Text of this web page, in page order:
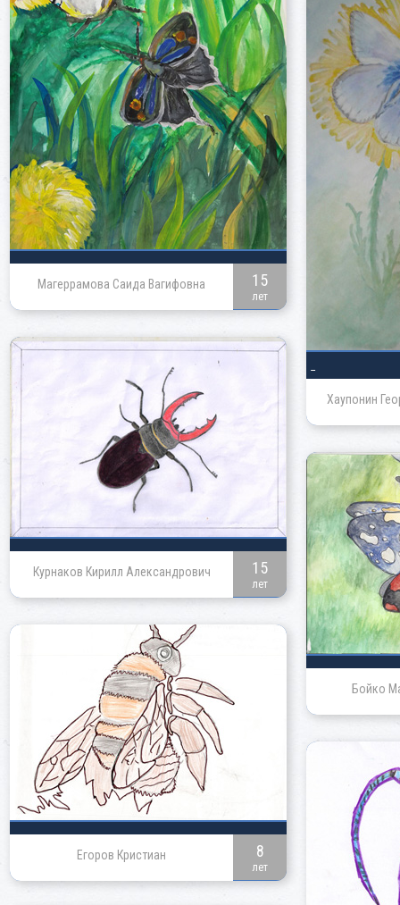
Магеррамова Саида Вагифовна 15
лет
Хаупонин
Курнаков Кирилл Александрович 15
лет
Бойко
Егоров Кристиан 8
лет